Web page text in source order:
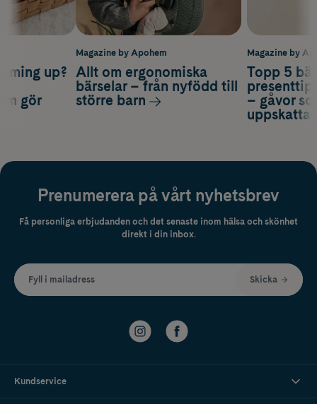
Magazine by
Topp 5
– gåvor
up?
gör
Magazine by Apohem
Allt om ergonomiska
bärselar – från nyfödd till
större barn
Prenumerera på vårt nyhetsbrev
Få personliga erbjudanden och det senaste inom hälsa och skönhet
direkt i din inbox.
Fyll i mailadress Skicka
Kundservice